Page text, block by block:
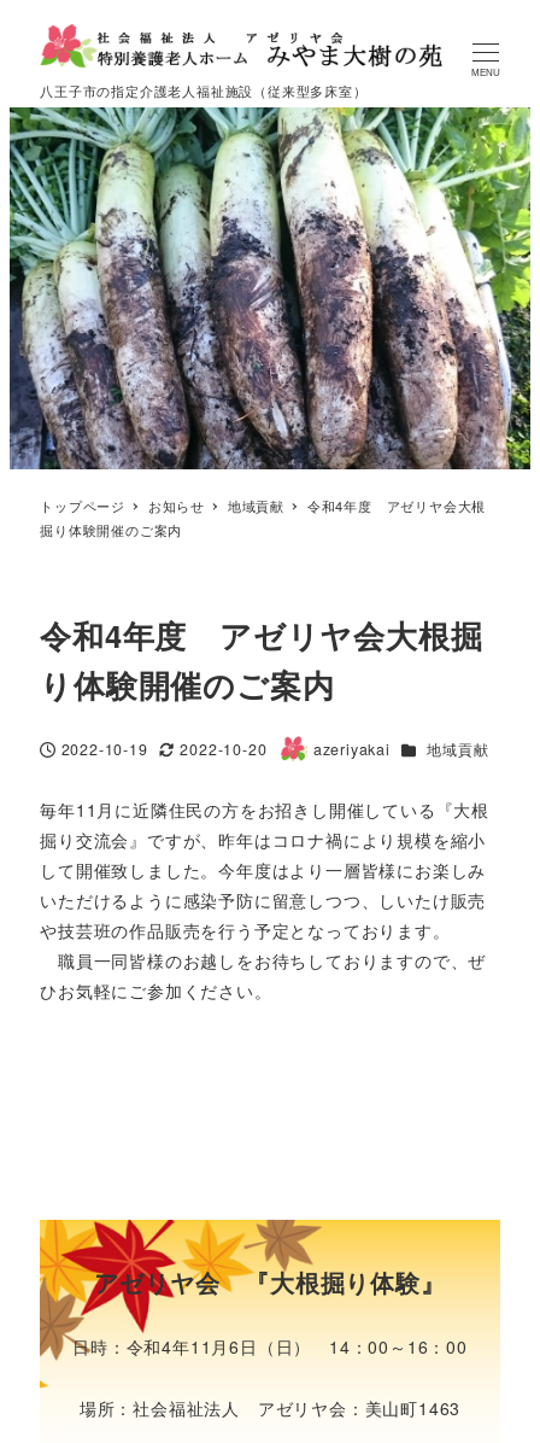
八王子市の指定介護老人福祉施設（従来型多床室）
MENU
トップページ お知らせ 地域貢献
令和4年度 アゼリヤ会大根
掘り体験開催のご案内
令和4年度 アゼリヤ会大根掘
り体験開催のご案内
投稿日
2022-10-19
更新日
2022-10-20
著
azeriyakai カテゴリー
地域貢献
毎年11月に近隣住民の方をお招きし開催している『大根
掘り交流会』ですが、昨年はコロナ禍により規模を縮小
して開催致しました。今年度はより一層皆様にお楽しみ
いただけるように感染予防に留意しつつ、しいたけ販売
や技芸班の作品販売を行う予定となっております。
職員一同皆様のお越しをお待ちしておりますので、ぜ
ひお気軽にご参加ください。
アゼリヤ会 『大根掘り体験』
日時：令和4年11月6日（日） 14：00～16：00
場所：社会福祉法人 アゼリヤ会：美山町1463